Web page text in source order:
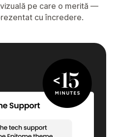
pe care o merită —
cu încredere.